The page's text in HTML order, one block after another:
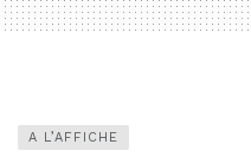
A L’AFFICHE